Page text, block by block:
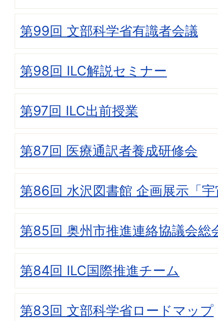
第99回 文部科学省有識者会議
第98回 ILC解説セミナー
第97回 ILC出前授業
第87回 医療通訳者養成研修会
第86回 水沢図書館 企画展示「
第85回 奥州市推進連絡協議会総
第84回 ILC国際推進チーム
第83回 文部科学省ロードマップ